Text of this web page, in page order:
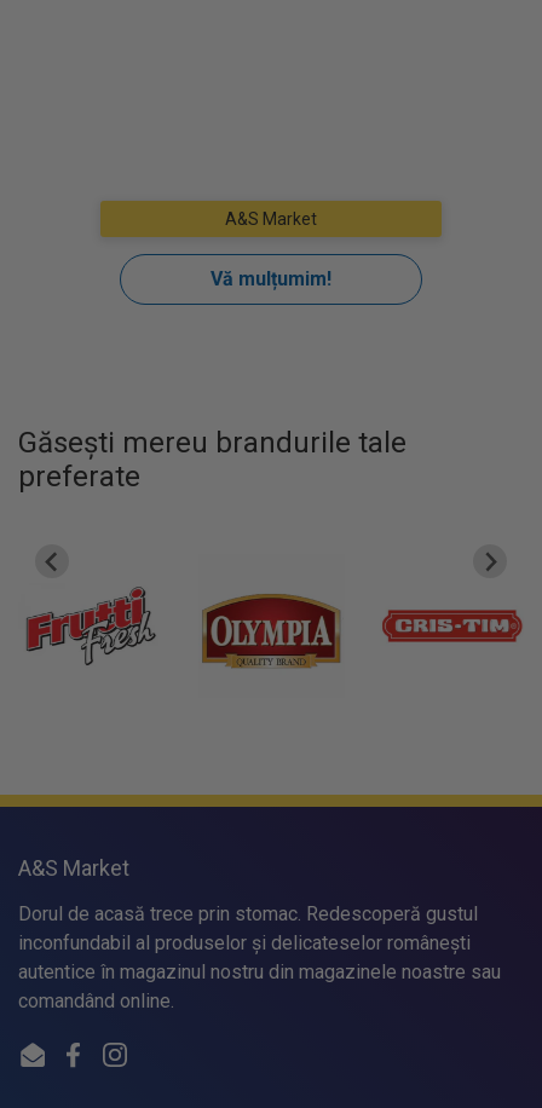
Găsești mereu brandurile tale
preferate
A&S Market
Dorul de acasă trece prin stomac. Redescoperă gustul
inconfundabil al produselor și delicateselor românești
autentice în magazinul nostru din magazinele noastre sau
comandând online.
EmailFacebookInstagram